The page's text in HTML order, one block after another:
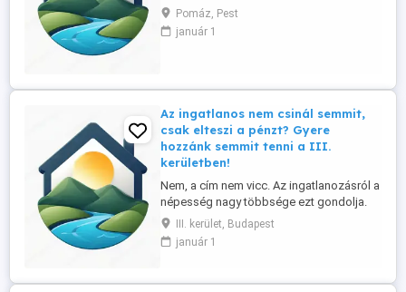
Ennek tükrében ingatlan irodánk referens-
üzlettársat keres a Szentendrei szigeten
és környékén, elsősorban helyi lakos
nincs semmiféle havi, vagy ...
Pomáz, Pest
január 1
Az ingatlanos nem csinál semmit,
csak elteszi a pénzt? Gyere
hozzánk semmit tenni a III.
kerületben!
Nem, a cím nem vicc. Az ingatlanozásról a
népesség nagy többsége ezt gondolja.
Ennek tükrében ingatlan irodánk referens-
üzlettársat keres a Szentendrei szigeten
és környékén, elsősorban helyi lakos
szükséges, a betanítást vállaljuk. Nálunk: -
III. kerület, Budapest
január 1